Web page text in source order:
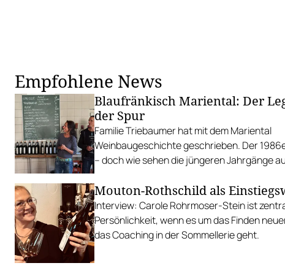
Empfohlene News
Blaufränkisch Mariental: Der
der Spur
Familie Triebaumer hat mit dem Mariental
Weinbaugeschichte geschrieben. Der
– doch wie sehen die jüngeren Jahrgänge
Mouton-Rothschild als
Interview: Carole Rohrmoser-Stein ist
Persönlichkeit, wenn es um das Finden
das Coaching in der Sommellerie geht.